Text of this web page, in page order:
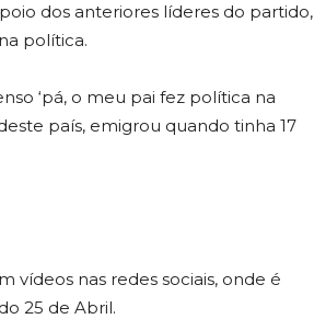
dos anteriores líderes do partido,
política.
‘pá, o meu pai fez política na
país, emigrou quando tinha 17
vídeos nas redes sociais, onde é
25 de Abril.